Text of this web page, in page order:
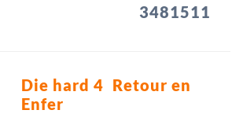
3481511
Die hard 4  Retour en
Enfer